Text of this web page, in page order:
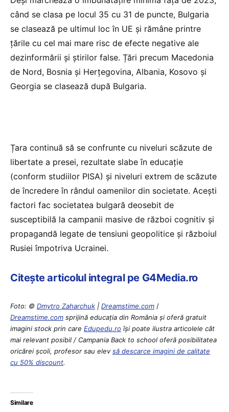
când se clasa pe locul 35 cu 31 de puncte, Bulgaria
se clasează pe ultimul loc în UE și rămâne printre
țările cu cel mai mare risc de efecte negative ale
dezinformării și știrilor false. Țări precum Macedonia
de Nord, Bosnia și Herțegovina, Albania, Kosovo și
Georgia se clasează după Bulgaria.
Țara continuă să se confrunte cu niveluri scăzute de
libertate a presei, rezultate slabe în educație
(conform studiilor PISA) și niveluri extrem de scăzute
de încredere în rândul oamenilor din societate. Acești
factori fac societatea bulgară deosebit de
susceptibilă la campanii masive de război cognitiv și
propagandă legate de tensiuni geopolitice și războiul
Rusiei împotriva Ucrainei.
Citește articolul integral pe G4Media.ro
Foto: © Dmytro Zaharchuk | Dreamstime.com /
Dreamstime.com sprijină educaţia din România şi oferă gratuit
imagini stock prin care Edupedu.ro îşi poate ilustra articolele cât
mai relevant posibil / Campania Back to school oferă posibilitatea
oricărei școli, profesor sau elevsă descarce imagini de calitate
cu 50% discount.
Similare